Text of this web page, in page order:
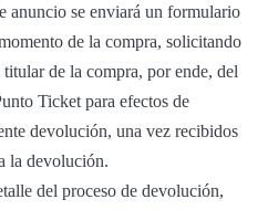
anuncio se enviará un formulario
de la compra, solicitando
de la compra, por ende, del
Ticket para efectos de
devolución, una vez recibidos
la devolución.
del proceso de devolución,